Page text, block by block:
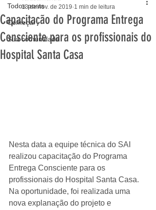
Todos posts
Começar
Sua comunidade
Capacitação do Programa Entrega
Consciente para os profissionais do
Hospital Santa Casa
13 de nov. de 2019 1 min de leitura
Nesta data a equipe técnica do SAI
realizou capacitação do Programa
Entrega Consciente para os
profissionais do Hospital Santa Casa.
Na oportunidade, foi realizada uma
nova explanação do projeto e